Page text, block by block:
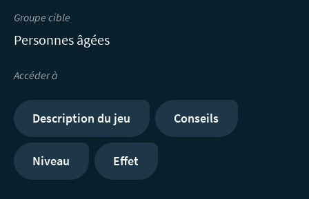
Groupe cible
Personnes âgées
Accéder à
Description du jeu Conseils
Niveau Effet